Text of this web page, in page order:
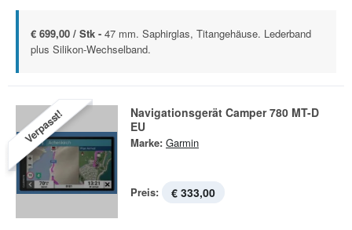
€ 699,00 / Stk - 47 mm. Saphirglas, Titangehäuse. Lederband
plus Silikon-Wechselband.
Verpasst!
Navigationsgerät Camper 780 MT-D
EU
Marke: Garmin
Preis: € 333,00